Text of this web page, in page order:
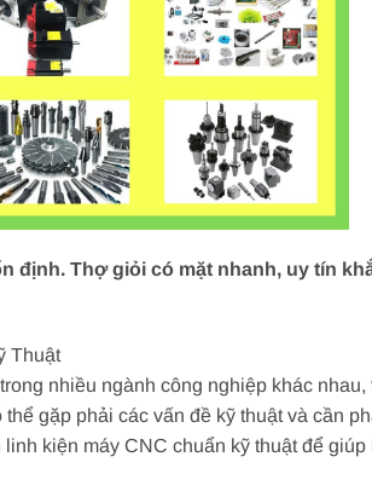
định. Thợ giỏi có mặt nhanh, uy tín
Thuật
nhiều ngành công nghiệp khác nhau,
gặp phải các vấn đề kỹ thuật và cần
kiện máy CNC chuẩn kỹ thuật để giúp